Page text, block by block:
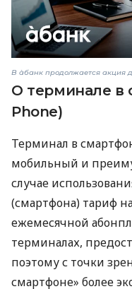
В àбанк продолжается акция
О терминале в
Phone)
Терминал в
мобильный и
случае
(смартфона) тариф
ежемесячной
терминалах,
поэтому с точки
смартфоне» более